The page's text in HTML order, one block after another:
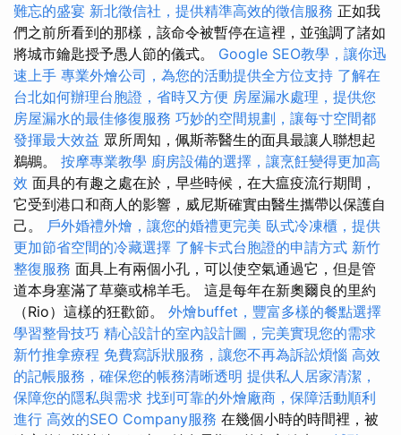
難忘的盛宴 新北徵信社，提供精準高效的徵信服務 正如我
們之前所看到的那樣，該命令被暫停在這裡，並強調了諸如
將城市鑰匙授予愚人節的儀式。 Google SEO教學，讓你迅
速上手 專業外燴公司，為您的活動提供全方位支持 了解在
台北如何辦理台胞證，省時又方便 房屋漏水處理，提供您
房屋漏水的最佳修復服務 巧妙的空間規劃，讓每寸空間都
發揮最大效益 眾所周知，佩斯蒂醫生的面具最讓人聯想起
鵜鶘。 按摩專業教學 廚房設備的選擇，讓烹飪變得更加高
效 面具的有趣之處在於，早些時候，在大瘟疫流行期間，
它受到港口和商人的影響，威尼斯確實由醫生攜帶以保護自
己。 戶外婚禮外燴，讓您的婚禮更完美 臥式冷凍櫃，提供
更加節省空間的冷藏選擇 了解卡式台胞證的申請方式 新竹
整復服務 面具上有兩個小孔，可以使空氣通過它，但是管
道本身塞滿了草藥或棉羊毛。 這是每年在新奧爾良的里約
（Rio）這樣的狂歡節。 外燴buffet，豐富多樣的餐點選擇
學習整骨技巧 精心設計的室內設計圖，完美實現您的需求
新竹推拿療程 免費寫訴狀服務，讓您不再為訴訟煩惱 高效
的記帳服務，確保您的帳務清晰透明 提供私人居家清潔，
保障您的隱私與需求 找到可靠的外燴廠商，保障活動順利
進行 高效的SEO Company服務 在幾個小時的時間裡，被